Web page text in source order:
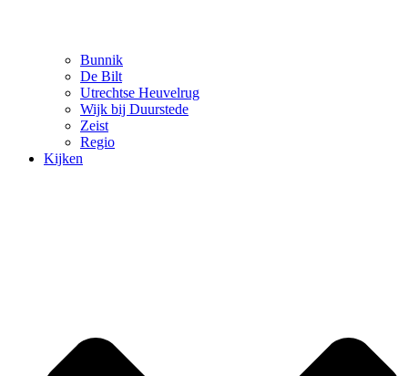
Bunnik
De Bilt
Utrechtse Heuvelrug
Wijk bij Duurstede
Zeist
Regio
Kijken